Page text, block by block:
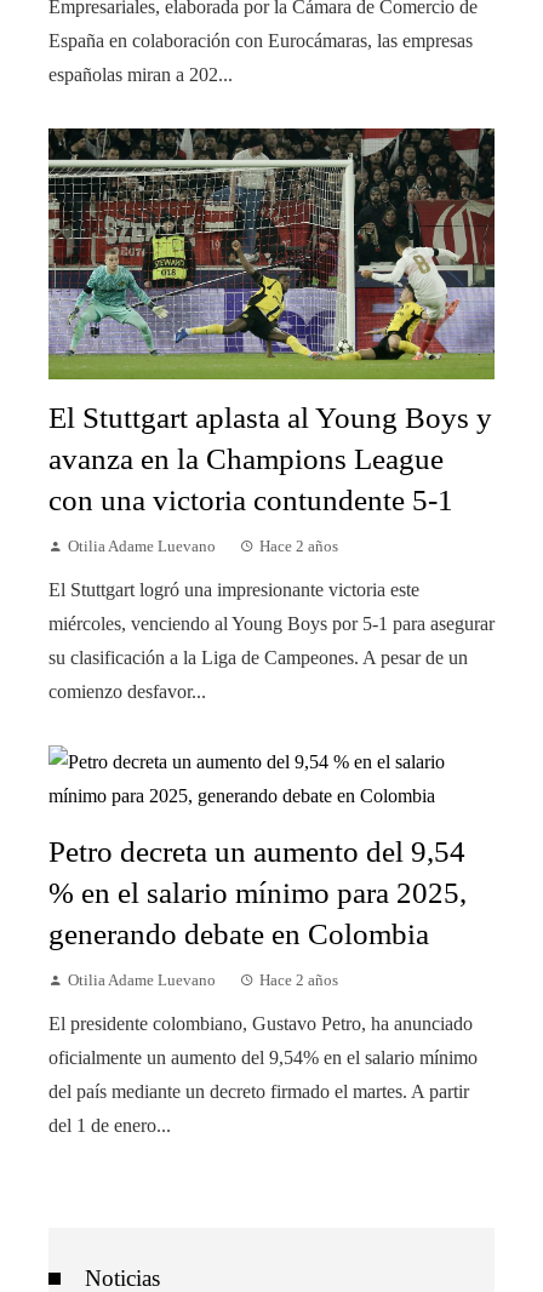
Empresariales, elaborada por la Cámara de Comercio de
España en colaboración con Eurocámaras, las empresas
españolas miran a 202...
El Stuttgart aplasta al Young Boys y
avanza en la Champions League
con una victoria contundente 5-1
Otilia Adame Luevano Hace 2 años
El Stuttgart logró una impresionante victoria este
miércoles, venciendo al Young Boys por 5-1 para asegurar
su clasificación a la Liga de Campeones. A pesar de un
comienzo desfavor...
Petro decreta un aumento del 9,54
% en el salario mínimo para 2025,
generando debate en Colombia
Otilia Adame Luevano Hace 2 años
El presidente colombiano, Gustavo Petro, ha anunciado
oficialmente un aumento del 9,54% en el salario mínimo
del país mediante un decreto firmado el martes. A partir
del 1 de enero...
Noticias